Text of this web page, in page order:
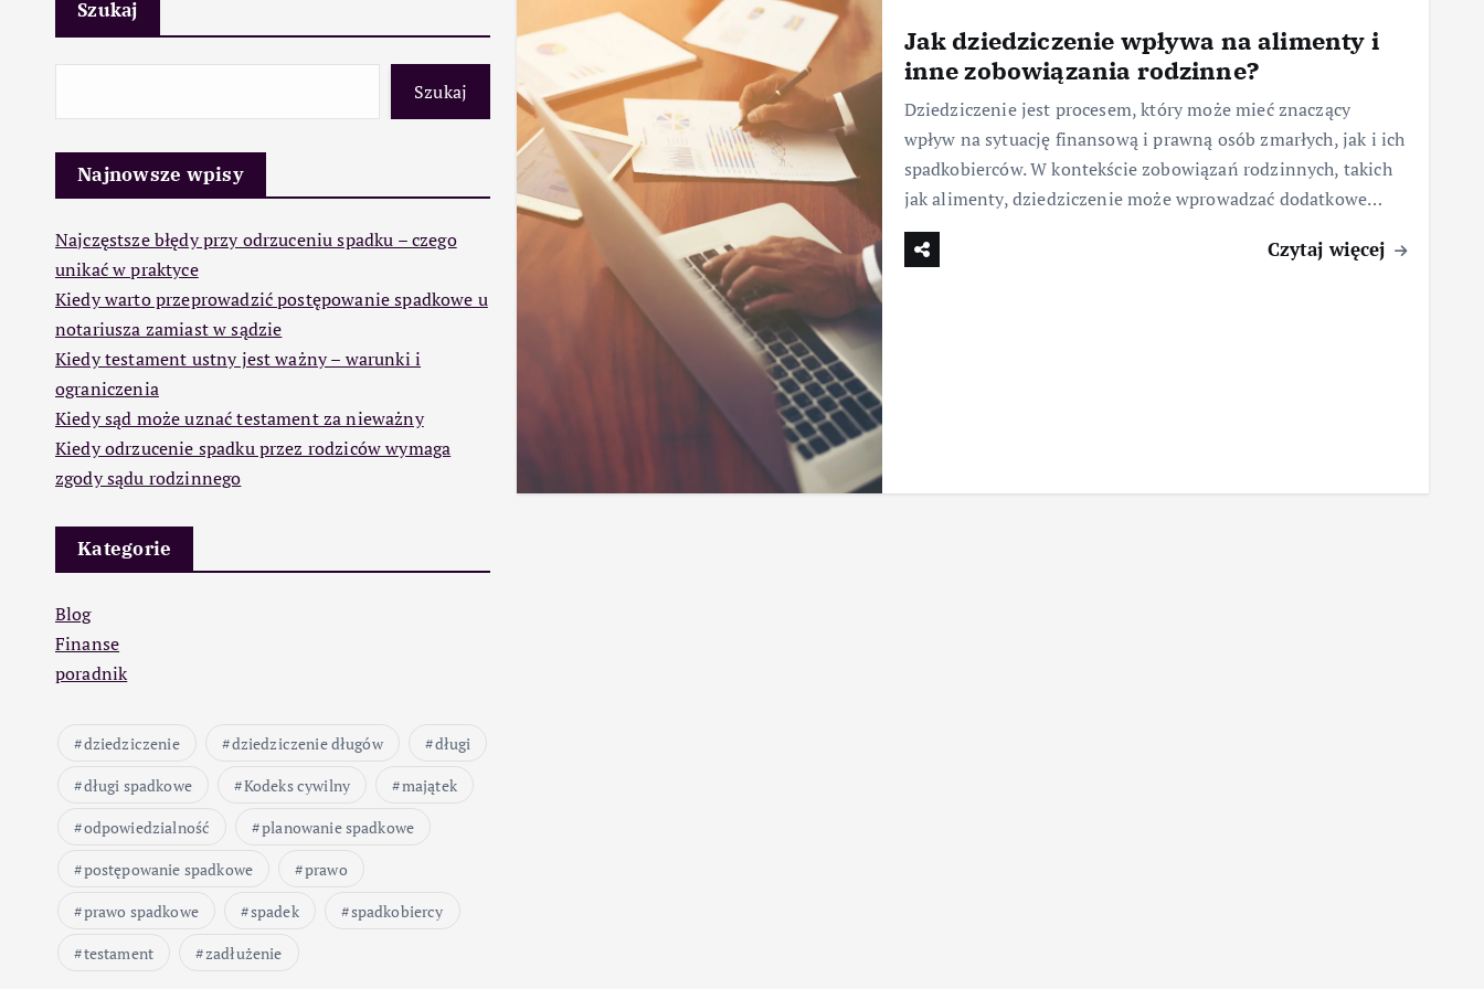
Szukaj
Szukaj
Najnowsze wpisy
Najczęstsze błędy przy odrzuceniu spadku – czego
unikać w praktyce
Kiedy warto przeprowadzić postępowanie spadkowe u
notariusza zamiast w sądzie
Kiedy testament ustny jest ważny – warunki i
ograniczenia
Kiedy sąd może uznać testament za nieważny
Kiedy odrzucenie spadku przez rodziców wymaga
zgody sądu rodzinnego
Kategorie
Blog
Finanse
poradnik
dziedziczenie dziedziczenie długów
długi
długi spadkowe
Kodeks cywilny
majątek
odpowiedzialność
planowanie spadkowe
postępowanie spadkowe
prawo
prawo spadkowe
spadek
spadkobiercy
testament
zadłużenie
Jak dziedziczenie wpływa na alimenty i
inne zobowiązania rodzinne?
Dziedziczenie jest procesem, który może mieć znaczący
wpływ na sytuację finansową i prawną osób zmarłych, jak i ich
spadkobierców. W kontekście zobowiązań rodzinnych, takich
jak alimenty, dziedziczenie może wprowadzać dodatkowe…
Czytaj więcej